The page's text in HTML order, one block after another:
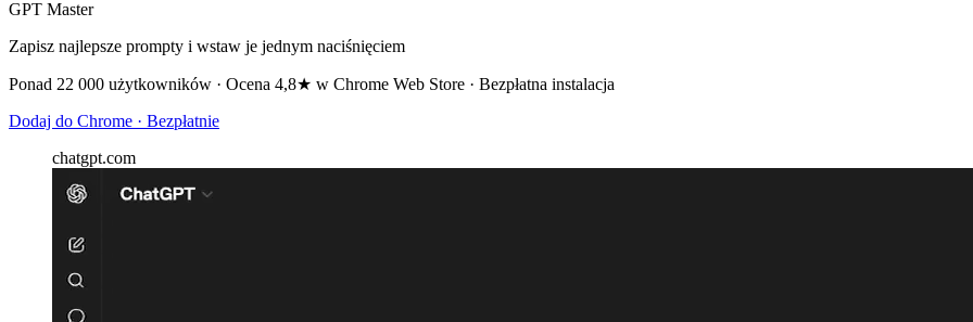
GPT Master
Zapisz najlepsze prompty i wstaw je jednym naciśnięciem
Ponad 22 000 użytkowników · Ocena 4,8★ w Chrome Web Store · Bezpłatna instalacja
Dodaj do Chrome · Bezpłatnie
chatgpt.com